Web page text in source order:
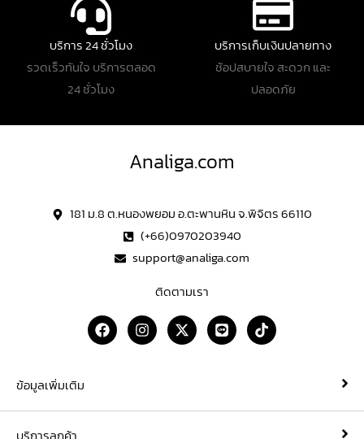
บริการ 24 ชั่วโมง
รวดเร็วทันใจ บริการตลอด
24 ชั่วโมง
บริการเก็บเงินปลายทาง
ช้อปสบายใจ สะดวก และ
ปลอดภัย
Analiga.com
181 ม.8 ต.หนองพยอม อ.ตะพานหิน จ.พิจิตร 66110
(+66)0970203940
support@analiga.com
ติดตามเรา
F
a
c
o
I
n
s
r
X
-
t
t
L
i
n
T
i
k
ข้อมูลเพิ่มเติม